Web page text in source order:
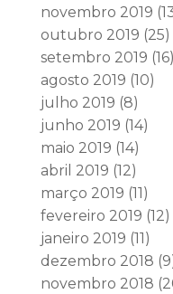
novembro 2019
outubro 2019 (25)
setembro 2019 (16)
agosto 2019 (10)
julho 2019 (8)
junho 2019 (14)
maio 2019 (14)
abril 2019 (12)
março 2019 (11)
fevereiro 2019 (12)
janeiro 2019 (11)
dezembro 2018
novembro 2018